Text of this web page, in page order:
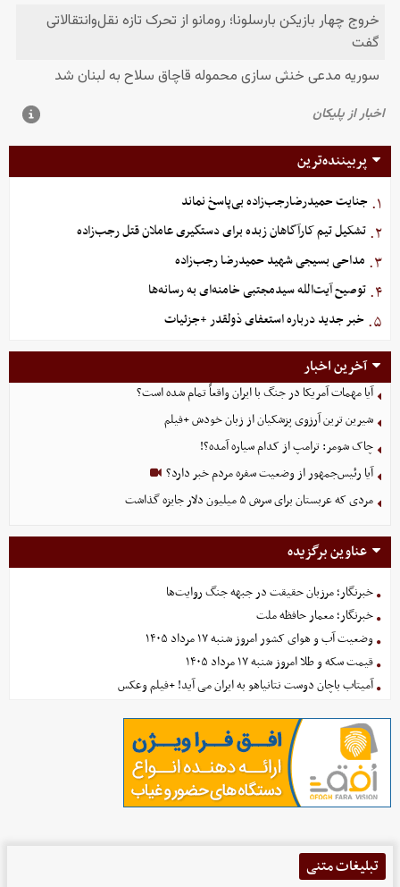
پربیننده‌ترین
۱. جنایت حمیدرضارجب‌زاده بی‌پاسخ نماند
۲. تشکیل تیم کارآگاهان زبده برای دستگیری عاملان قتل رجب‌زاده
۳. مداحی بسیجی شهید حمیدرضا رجب‌زاده
۴. توصیح آیت‌الله سیدمجتبی خامنه‌ای به رسانه‌ها
۵. خبر جدید درباره استعفای ذولقدر +جزئیات
آخرین اخبار
آیا مهمات آمریکا در جنگ با ایران واقعاً تمام شده است؟
شیرین ترین آرزوی پزشکیان از زبان خودش +فیلم
چاک شومر: ترامپ از کدام سیاره آمده؟!
آیا رئیس‌جمهور از وضعیت سفره مردم خبر دارد؟
مردی که عربستان برای سرش ۵ میلیون دلار جایزه گذاشت
عناوین برگزیده
خبرنگار؛ مرزبان حقیقت در جبهه جنگ روایت‌ها
خبرنگار؛ معمار حافظه ملت
وضعیت آب و هوای کشور امروز شنبه ۱۷ مرداد ۱۴۰۵
قیمت سکه و طلا امروز شنبه ۱۷ مرداد ۱۴۰۵
آمیتاب باچان دوست نتانیاهو به ایران می آید! +فیلم وعکس
تبلیغات متنی